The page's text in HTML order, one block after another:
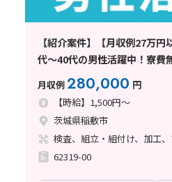
【紹介案件】【月収例27万
代～40代の男性活躍中！寮
月収例280,000 円
【時給】1,500円～
茨城県稲敷市
62319-00